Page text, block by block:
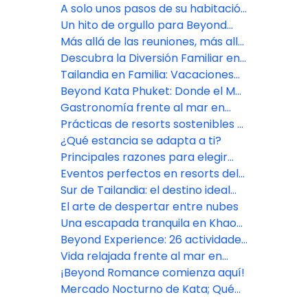
A solo unos pasos de su habitación
al mar
Un hito de orgullo para Beyond
Skywalk Nangshi
Más allá de las reuniones, más allá
de las expectativas
Descubra la Diversión Familiar en
Pamookkoo Resort Phuket
Tailandia en Familia: Vacaciones
de Verano Inolvidables
Beyond Kata Phuket: Donde el Mar
es Parte de la Experiencia
Gastronomía frente al mar en
Beyond Karon Phuket
Prácticas de resorts sostenibles y
ecológicos en el sur de Tailandia
¿Qué estancia se adapta a ti?
Principales razones para elegir
una estancia en un resort en el sur
de Tailandia
Eventos perfectos en resorts del
sur de Tailandia
Sur de Tailandia: el destino ideal
para todo tipo de viajero
El arte de despertar entre nubes
Una escapada tranquila en Khao
Lak, Phang Nga
Beyond Experience: 26 actividades
para transformar tu "escapada"
en un "viaje" inolvidable
Vida relajada frente al mar en
Beyond Kata
¡Beyond Romance comienza aquí!
Mercado Nocturno de Kata; Qué